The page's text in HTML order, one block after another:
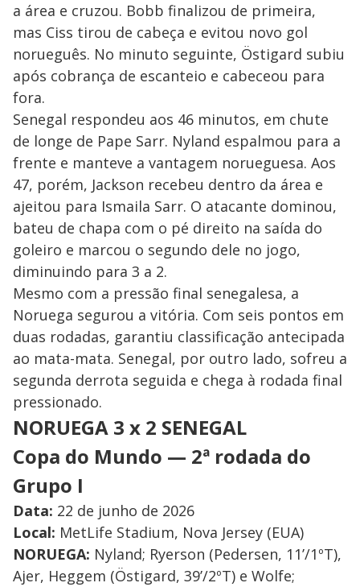
a área e cruzou. Bobb finalizou de primeira,
mas Ciss tirou de cabeça e evitou novo gol
norueguês. No minuto seguinte, Östigard subiu
após cobrança de escanteio e cabeceou para
fora.
Senegal respondeu aos 46 minutos, em chute
de longe de Pape Sarr. Nyland espalmou para a
frente e manteve a vantagem norueguesa. Aos
47, porém, Jackson recebeu dentro da área e
ajeitou para Ismaila Sarr. O atacante dominou,
bateu de chapa com o pé direito na saída do
goleiro e marcou o segundo dele no jogo,
diminuindo para 3 a 2.
Mesmo com a pressão final senegalesa, a
Noruega segurou a vitória. Com seis pontos em
duas rodadas, garantiu classificação antecipada
ao mata-mata. Senegal, por outro lado, sofreu a
segunda derrota seguida e chega à rodada final
pressionado.
NORUEGA 3 x 2 SENEGAL
Copa do Mundo — 2ª rodada do
Grupo I
Data: 22 de junho de 2026
Local: MetLife Stadium, Nova Jersey (EUA)
NORUEGA: Nyland; Ryerson (Pedersen, 11’/1ºT),
Ajer, Heggem (Östigard, 39’/2ºT) e Wolfe;